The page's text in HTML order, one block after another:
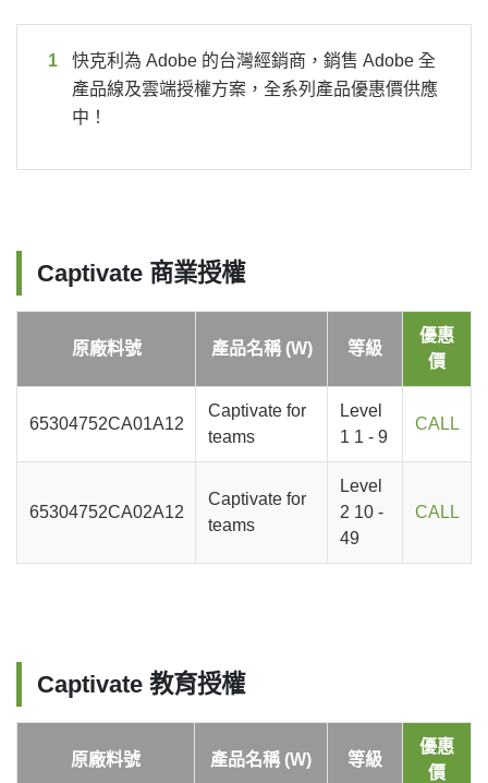
快克利為 Adobe 的台灣經銷商，銷售 Adobe 全
產品線及雲端授權方案，全系列產品優惠價供應
中！
Captivate 商業授權
原廠料號 產品名稱 (W) 等級
優惠
價
65304752CA01A12
Captivate for
teams
Level
1 1 - 9
CALL
65304752CA02A12
Captivate for
teams
Level
2 10 -
49
CALL
Captivate 教育授權
原廠料號 產品名稱 (W) 等級
優惠
價